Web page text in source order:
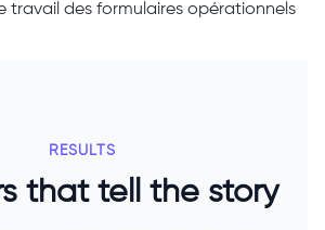
travail des formulaires opérationnels
RESULTS
that tell the story